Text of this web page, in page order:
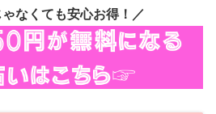
なくても安心お得！／